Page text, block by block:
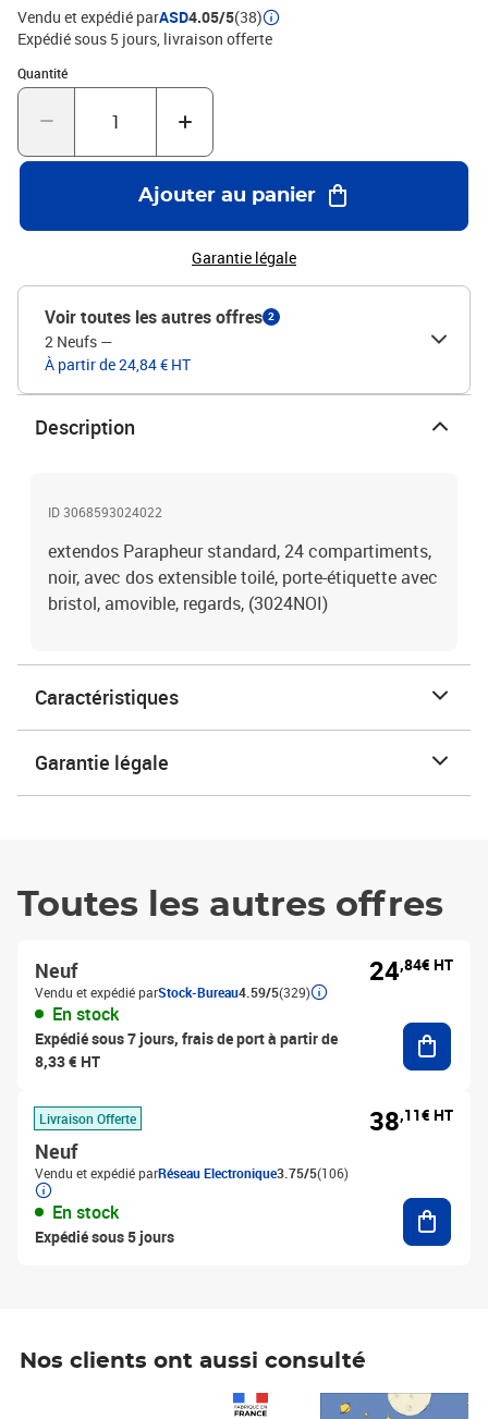
Vendu et expédié parASD4.05/5(38)
Expédié sous 5 jours livraison offerte
Quantité
Quantité : 1
Ajouter au panier
Garantie légale
Voir toutes les autres offres 2
2 Neufs —
À partir de 24,84 € HT
Description
ID 3068593024022
extendos Parapheur standard, 24 compartiments,
noir, avec dos extensible toilé, porte-étiquette avec
bristol, amovible, regards, (3024NOI)
Caractéristiques
Garantie légale
Toutes les autres offres
Neuf
Vendu et expédié parStock-Bureau4.59/5(329)
En stock
Expédié sous 7 jours, frais de port à partir de
8,33 € HT
24,84€ HT
Livraison Offerte
Neuf
Vendu et expédié parRéseau Electronique3.75/5(106)
En stock
Expédié sous 5 jours
38,11€ HT
Nos clients ont aussi consulté
Prix 6,25€ HT